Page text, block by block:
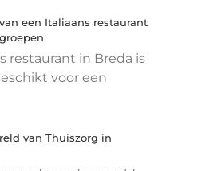
een Italiaans restaurant
restaurant in Breda is
voor een
van Thuiszorg in